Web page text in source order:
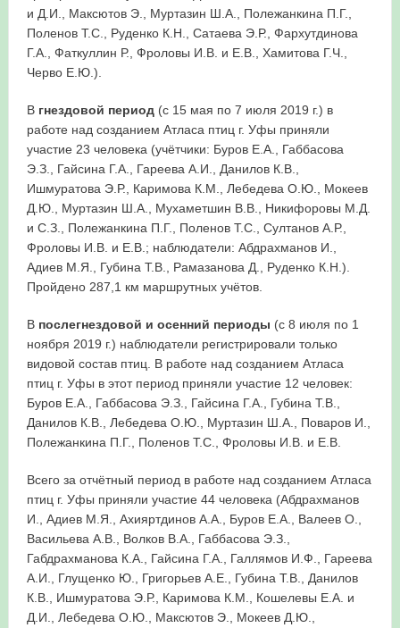
и Д.И., Максютов Э., Муртазин Ш.А., Полежанкина П.Г.,
Поленов Т.С., Руденко К.Н., Сатаева Э.Р., Фархутдинова
Г.А., Фаткуллин Р., Фроловы И.В. и Е.В., Хамитова Г.Ч.,
Черво Е.Ю.).
В гнездовой период(с 15 мая по 7 июля 2019 г.) в
работе над созданием Атласа птиц г. Уфы приняли
участие 23 человека (учётчики: Буров Е.А., Габбасова
Э.З., Гайсина Г.А., Гареева А.И., Данилов К.В.,
Ишмуратова Э.Р., Каримова К.М., Лебедева О.Ю., Мокеев
Д.Ю., Муртазин Ш.А., Мухаметшин В.В., Никифоровы М.Д.
и С.З., Полежанкина П.Г., Поленов Т.С., Султанов А.Р.,
Фроловы И.В. и Е.В.; наблюдатели: Абдрахманов И.,
Адиев М.Я., Губина Т.В., Рамазанова Д., Руденко К.Н.).
Пройдено 287,1 км маршрутных учётов.
В послегнездовой и осенний периоды (с 8 июля по 1
ноября 2019 г.) наблюдатели регистрировали только
видовой состав птиц. В работе над созданием Атласа
птиц г. Уфы в этот период приняли участие 12 человек:
Буров Е.А., Габбасова Э.З., Гайсина Г.А., Губина Т.В.,
Данилов К.В., Лебедева О.Ю., Муртазин Ш.А., Поваров И.,
Полежанкина П.Г., Поленов Т.С., Фроловы И.В. и Е.В.
Всего за отчётный период в работе над созданием Атласа
птиц г. Уфы приняли участие 44 человека (Абдрахманов
И., Адиев М.Я., Ахияртдинов А.А., Буров Е.А., Валеев О.,
Васильева А.В., Волков В.А., Габбасова Э.З.,
Габдрахманова К.А., Гайсина Г.А., Галлямов И.Ф., Гареева
А.И., Глущенко Ю., Григорьев А.Е., Губина Т.В., Данилов
К.В., Ишмуратова Э.Р., Каримова К.М., Кошелевы Е.А. и
Д.И., Лебедева О.Ю., Максютов Э., Мокеев Д.Ю.,